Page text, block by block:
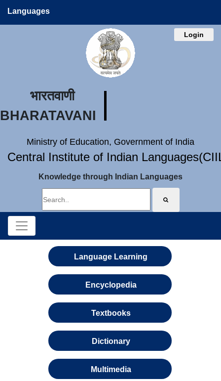
Languages
Login
भारतवाणी
BHARATAVANI
Ministry of Education, Government of India
Central Institute of Indian
Knowledge through Indian Languages
Language Learning
Encyclopedia
Textbooks
Dictionary
Multimedia